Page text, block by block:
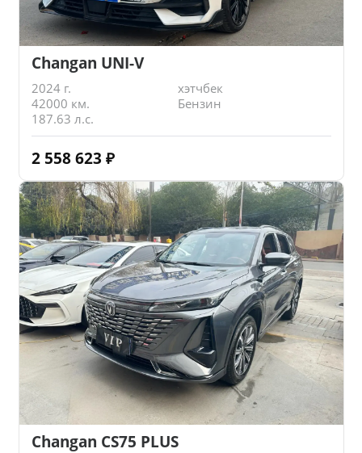
Changan UNI-V
2024 г.
хэтчбек
42000 км.
Бензин
187.63 л.с.
2 558 623 ₽
Changan CS75 PLUS